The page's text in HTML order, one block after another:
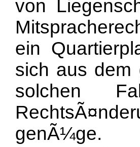
von
ein
sich aus dem
solchen
genÃ¼ge.